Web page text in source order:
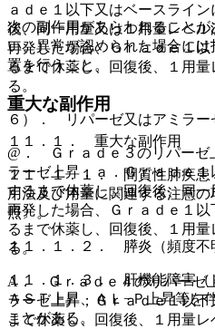
次の副作用があらわれること
い、異常が認められた場合に
置を行うこと。
重大な副作用
１１．１． 重大な副作用
１１．１．１． 間質性肺疾患
用法及び用量に関連する注意
照〕。
１１．１．２． 膵炎（頻度不
１１．１．３． 肝機能障害（
ＡＳＴ上昇、ＡＬ−Ｐ上昇等を
ことがある。
ａｄｅ１以下又はベースライ
後、同一用量又は１用量レベ
再発した場合、Ｇｒａｄｅ１
るまで休薬し、回復後、１用
る。
６）． リパーゼ又はアミラー
@． Ｇｒａｄｅ３のリパーゼ
ラーゼ上昇；ａ．Ｇｒａｄｅ
するまで休薬し、回復後、同一
再発した場合、Ｇｒａｄｅ１
るまで休薬し、回復後、１用
る。
A． Ｇｒａｄｅ４のリパーゼ
ラーゼ上昇；Ｇｒａｄｅ１以
まで休薬し、回復後、１用量